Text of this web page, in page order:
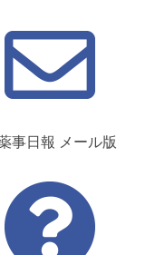
事日報 メール版